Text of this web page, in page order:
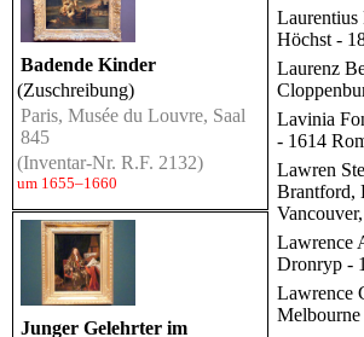
Badende Kinder
(Zuschreibung)
Paris, Musée du Louvre, Saal
845
(Inventar-Nr. R.F. 2132)
um 1655–1660
Junger Gelehrter im
Laurentius
Höchst -
Laurenz
Lavinia
- 1614
Lawren
Brantford,
Lawrence
Dronryp -
Lawrence